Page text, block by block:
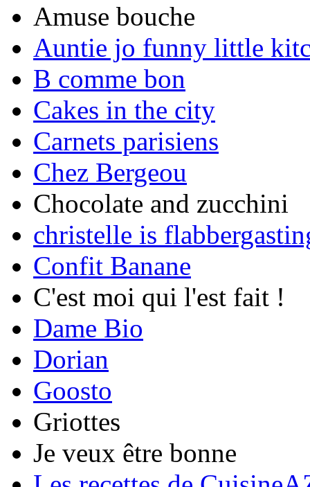
Amuse bouche
Auntie jo funny little
B comme bon
Cakes in the city
Carnets parisiens
Chez Bergeou
Chocolate and zucchini
christelle is
Confit Banane
C'est moi qui l'est fait !
Dame Bio
Dorian
Goosto
Griottes
Je veux être bonne